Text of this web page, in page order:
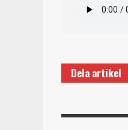
Dela artikel